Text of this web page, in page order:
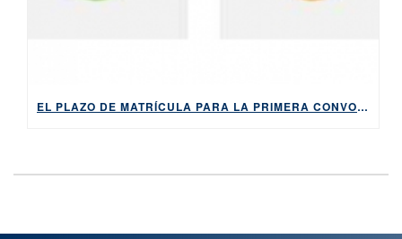
EL PLAZO DE MATRÍCULA PARA LA PRIMERA CONVOCATORIA DE 2026 DE LOS EXÁMENES DE HABE ESTARÁ ABIERTO DEL 9 AL 14 DE ABRIL